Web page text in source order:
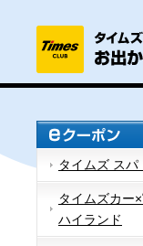
タイムズ スパ
タイムズカー
ハイランド